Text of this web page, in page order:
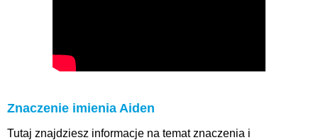
Znaczenie imienia Aiden
Tutaj znajdziesz informacje na temat znaczenia i